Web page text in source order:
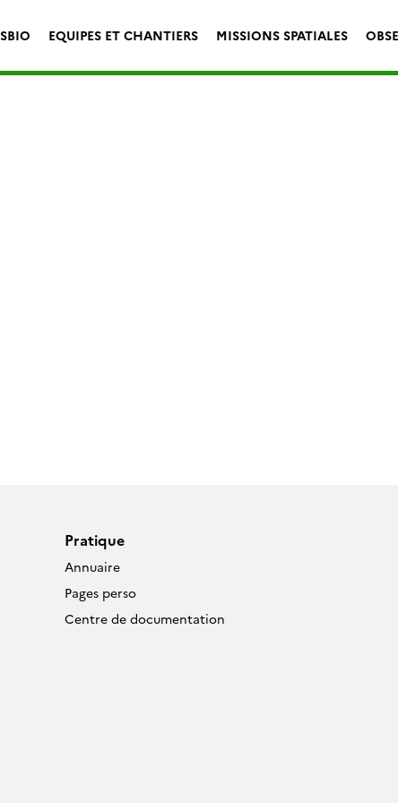
EQUIPES ET CHANTIERS MISSIONS SPATIALES
Pratique
Annuaire
Pages perso
Centre de documentation